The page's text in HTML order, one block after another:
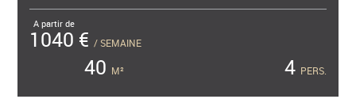
A partir de
1040 € / SEMAINE
40 M² 4 PERS.